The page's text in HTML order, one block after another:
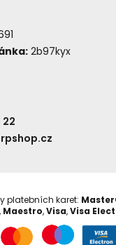
2b97kyx
22
platebních karet:
, Maestro,Visa,Visa